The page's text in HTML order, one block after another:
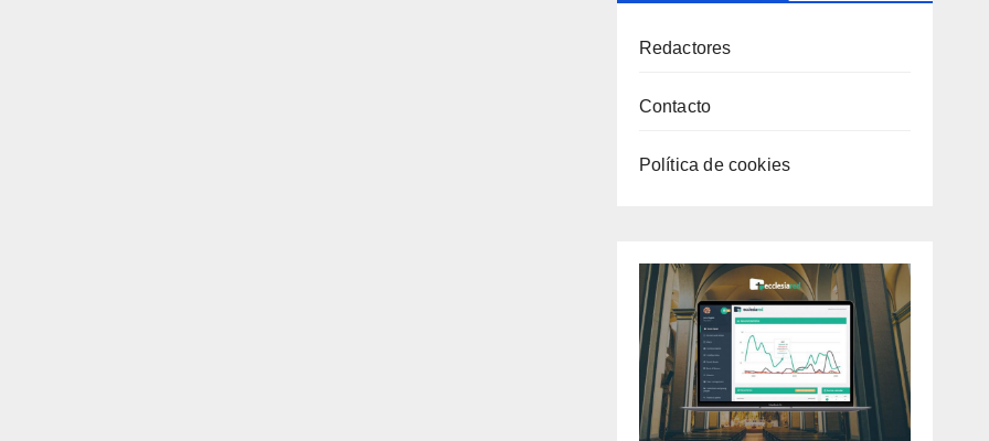
Redactores
Contacto
Política de cookies